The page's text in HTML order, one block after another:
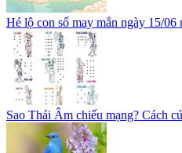
Hé lộ con số may mắn ngày 15/
Sao Thái Âm chiếu mạng? Cách